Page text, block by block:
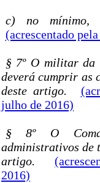
c) no mínimo,
(acrescentado
§ 7º O militar da
deverá cumprir as
deste artigo.
julho de 2016)
§ 8º O
administrativos de
artigo.
2016)